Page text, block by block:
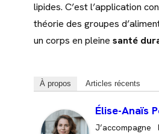
lipides. C’est l’application
théorie des groupes
un corps en pleine santé
À propos Articles récents
Élise-Anaïs